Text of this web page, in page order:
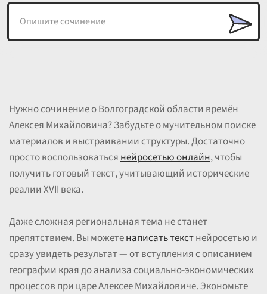
Нужно сочинение о Волгоградской области времён
Алексея Михайловича? Забудьте о мучительном поиске
материалов и выстраивании структуры. Достаточно
просто воспользоватьсянейросетью онлайн, чтобы
получить готовый текст, учитывающий исторические
реалии XVII века.
Даже сложная региональная тема не станет
препятствием. Вы можетенаписать текстнейросетью и
сразу увидеть результат — от вступления с описанием
географии края до анализа социально-экономических
процессов при царе Алексее Михайловиче. Экономьте